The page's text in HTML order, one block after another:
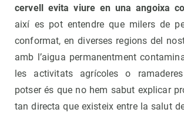
cervell evita viure en una angoixa
així es pot entendre que milers de
conformat, en diverses regions del
amb l’aigua permanentment
les activitats agrícoles o
potser és que no hem sabut explicar
tan directa que existeix entre la salut